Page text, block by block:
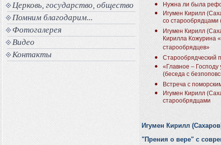
Церковь, государство, общество
Помним благодарим...
Фотогалерея
Видео
Контакты
Нужна ли была
Игумен Кирилл
со старообрядцами
Игумен Кирилл
Кирилла Кожурина
старообрядцев»
Старообрядческий
«Главное – Господу
(беседа с
Встреча с
Игумен Кирилл
старообрядцами
Игумен Кирилл
"Прения о вере" с